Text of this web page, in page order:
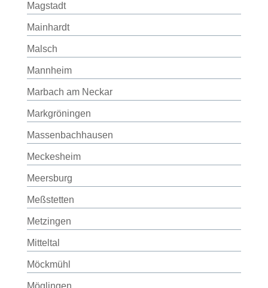
Magstadt
Mainhardt
Malsch
Mannheim
Marbach am Neckar
Markgröningen
Massenbachhausen
Meckesheim
Meersburg
Meßstetten
Metzingen
Mitteltal
Möckmühl
Möglingen